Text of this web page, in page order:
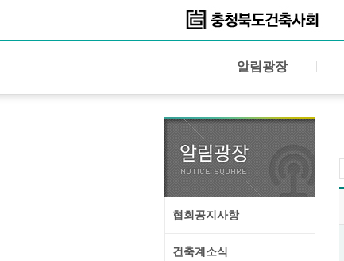
알림광장
협회공지사항
건축계소식